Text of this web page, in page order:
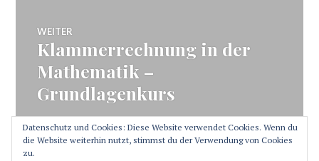
WEITER
Nächster
Beitrag:
Klammerrechnung in der
Mathematik –
Grundlagenkurs
Datenschutz und Cookies: Diese Website verwendet Cookies. Wenn du
die Website weiterhin nutzt, stimmst du der Verwendung von Cookies
zu.